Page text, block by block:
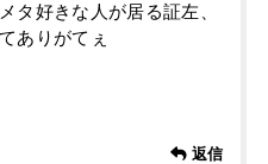
タ好きな人が居る証左、
ありがてぇ
返信